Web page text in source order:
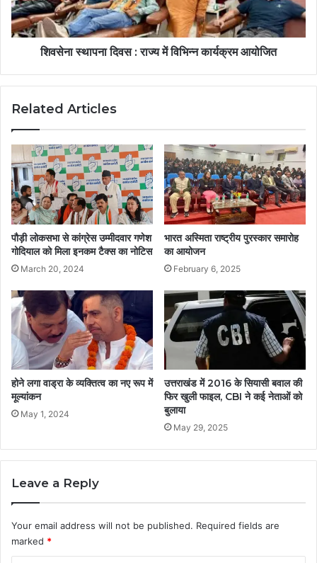
शिवसेना स्थापना दिवस : राज्य में विभिन्न कार्यक्रम आयोजित
Related Articles
पौड़ी लोकसभा से कांग्रेस उम्मीदवार गणेश
गोदियाल को मिला इनकम टैक्स का नोटिस
March 20, 2024
भारत अस्मिता राष्ट्रीय पुरस्कार समारोह
का आयोजन
February 6, 2025
होने लगा वाड्रा के व्यक्तित्व का नए रूप में
मूल्यांकन
May 1, 2024
उत्तराखंड में 2016 के सियासी बवाल की
फिर खुली फाइल, CBI ने कई नेताओं को
बुलाया
May 29, 2025
Leave a Reply
Your email address will not be published. Required fields are
marked *